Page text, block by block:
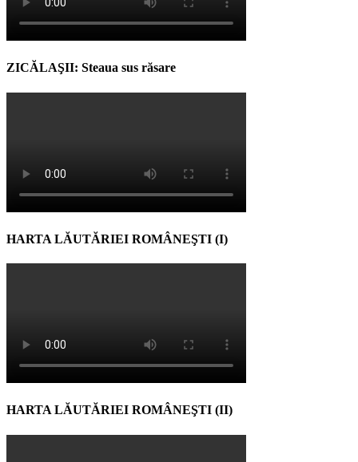
ZICĂLAŞII: Steaua sus răsare
HARTA LĂUTĂRIEI ROMÂNEŞTI (I)
HARTA LĂUTĂRIEI ROMÂNEŞTI (II)